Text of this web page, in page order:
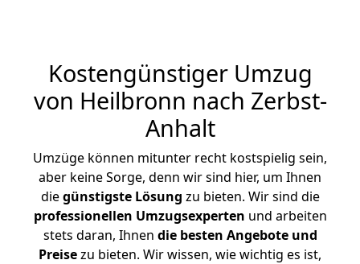
Kostengünstiger Umzug
von Heilbronn nach Zerbst-
Anhalt
Umzüge können mitunter recht kostspielig sein,
aber keine Sorge, denn wir sind hier, um Ihnen
diegünstigste Lösung zu bieten. Wir sind die
professionellen Umzugsexperten und arbeiten
stets daran, Ihnen die besten Angebote und
Preisezu bieten. Wir wissen, wie wichtig es ist,